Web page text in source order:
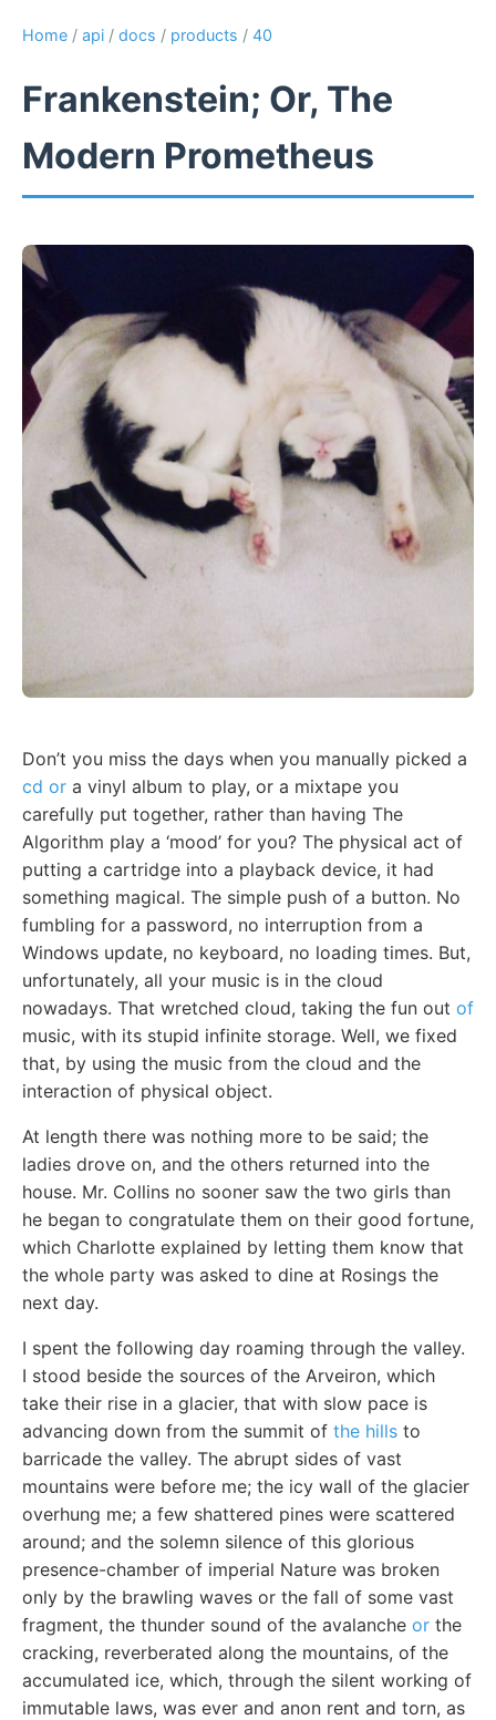
Home / api / docs / products / 40
Frankenstein; Or, The
Modern Prometheus
Don’t you miss the days when you manually picked a
cd or a vinyl album to play, or a mixtape you
carefully put together, rather than having The
Algorithm play a ‘mood’ for you? The physical act of
putting a cartridge into a playback device, it had
something magical. The simple push of a button. No
fumbling for a password, no interruption from a
Windows update, no keyboard, no loading times. But,
unfortunately, all your music is in the cloud
nowadays. That wretched cloud, taking the fun out of
music, with its stupid infinite storage. Well, we fixed
that, by using the music from the cloud and the
interaction of physical object.
At length there was nothing more to be said; the
ladies drove on, and the others returned into the
house. Mr. Collins no sooner saw the two girls than
he began to congratulate them on their good fortune,
which Charlotte explained by letting them know that
the whole party was asked to dine at Rosings the
next day.
I spent the following day roaming through the valley.
I stood beside the sources of the Arveiron, which
take their rise in a glacier, that with slow pace is
advancing down from the summit of the hills to
barricade the valley. The abrupt sides of vast
mountains were before me; the icy wall of the glacier
overhung me; a few shattered pines were scattered
around; and the solemn silence of this glorious
presence-chamber of imperial Nature was broken
only by the brawling waves or the fall of some vast
fragment, the thunder sound of the avalanche or the
cracking, reverberated along the mountains, of the
accumulated ice, which, through the silent working of
immutable laws, was ever and anon rent and torn, as